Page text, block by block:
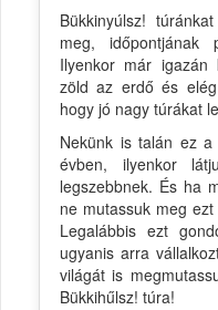
Bükkinyúlsz!
meg, időpontjának
Ilyenkor már igazán
zöld az erdő és
hogy jó nagy túrákat
Nekünk is talán ez a
évben, ilyenkor
legszebbnek. És ha
ne mutassuk meg
Legalábbis ezt
ugyanis arra
világát is
Bükkihűlsz! túra!